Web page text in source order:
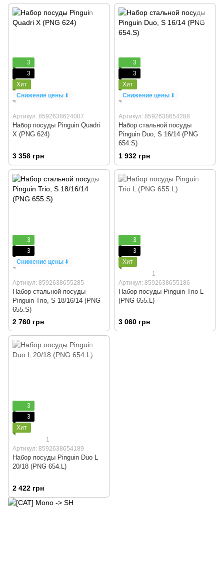
3
3
Хит
Снижение цены ⬇️
Артикул: 8592638624007
Набор посуды Pinguin Quadri
Х (PNG 624)
3 358 грн
3
3
Хит
Снижение цены ⬇️
Артикул: 8592638654288
Набор стальной посуды
Pinguin Duo, S 16/14 (PNG
654.S)
1 932 грн
3
3
Снижение цены ⬇️
Артикул: 8592638655285
Набор стальной посуды
Pinguin Trio, S 18/16/14 (PNG
655.S)
2 760 грн
3
3
Хит
1
Артикул: 8592638655186
Набор посуды Pinguin Trio L
(PNG 655.L)
3 060 грн
3
3
Хит
1
Артикул: 8592638654189
Набор посуды Pinguin Duo L
20/18 (PNG 654.L)
2 422 грн